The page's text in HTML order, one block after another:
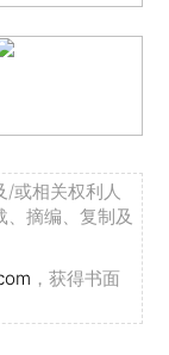
/或相关权利人
摘编、复制及
，获得书面